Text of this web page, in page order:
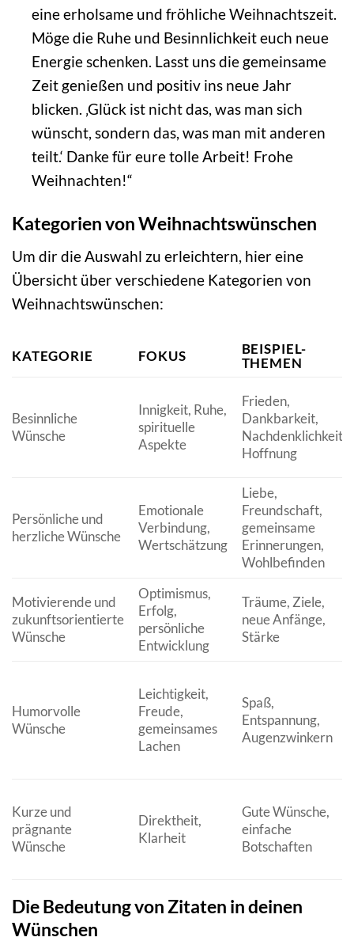
eine erholsame und fröhliche Weihnachtszeit.
Möge die Ruhe und Besinnlichkeit euch neue
Energie schenken. Lasst uns die gemeinsame
Zeit genießen und positiv ins neue Jahr
blicken. ‚Glück ist nicht das, was man sich
wünscht, sondern das, was man mit anderen
teilt.‘ Danke für eure tolle Arbeit! Frohe
Weihnachten!“
Kategorien von Weihnachtswünschen
Um dir die Auswahl zu erleichtern, hier eine
Übersicht über verschiedene Kategorien von
Weihnachtswünschen:
KATEGORIE FOKUS
BEISPIEL-
THEMEN
Besinnliche
Wünsche
Innigkeit, Ruhe,
spirituelle
Aspekte
Frieden,
Dankbarkeit,
Nachdenklichkeit,
Hoffnung
Persönliche und
herzliche Wünsche
Emotionale
Verbindung,
Wertschätzung
Liebe,
Freundschaft,
gemeinsame
Erinnerungen,
Wohlbefinden
Motivierende und
zukunftsorientierte
Wünsche
Optimismus,
Erfolg,
persönliche
Entwicklung
Träume, Ziele,
neue Anfänge,
Stärke
Humorvolle
Wünsche
Leichtigkeit,
Freude,
gemeinsames
Lachen
Spaß,
Entspannung,
Augenzwinkern
Kurze und
prägnante
Wünsche
Direktheit,
Klarheit
Gute Wünsche,
einfache
Botschaften
Die Bedeutung von Zitaten in deinen
Wünschen